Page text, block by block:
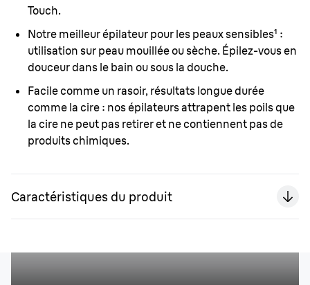
Touch.
Notre meilleur épilateur pour les peaux sensibles¹ :
utilisation sur peau mouillée ou sèche. Épilez-vous en
douceur dans le bain ou sous la douche.
Facile comme un rasoir, résultats longue durée
comme la cire : nos épilateurs attrapent les poils que
la cire ne peut pas retirer et ne contiennent pas de
produits chimiques.
Caractéristiques du produit